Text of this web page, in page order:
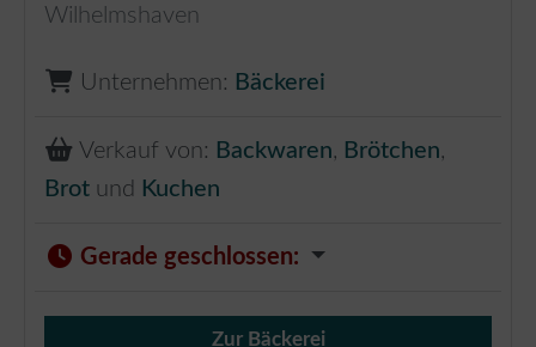
Wilhelmshaven
Unternehmen: Bäckerei
Verkauf von: Backwaren, Brötchen,
Brot und Kuchen
Gerade geschlossen:
Zur Bäckerei